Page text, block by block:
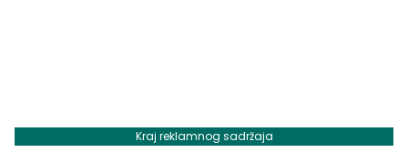
Kraj reklamnog sadržaja